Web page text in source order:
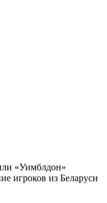
«Уимблдон»
игроков из Беларуси